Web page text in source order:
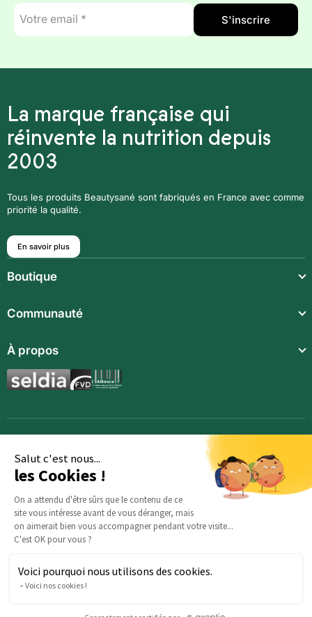
Salut c'est nous...
les Cookies !
On a attendu d'être sûrs que le contenu de ce
site vous intéresse avant de vous déranger, mais
on aimerait bien vous accompagner pendant votre visite...
C'est OK pour vous ?
Voici pourquoi nous utilisons des cookies.
Voici nos cookies !
E-
mail
*
S'inscrire
La marque française qui
réinvente la nutrition depuis
2003
Tous les produits Beautysané sont fabriqués en France avec comme
priorité la qualité.
En savoir plus
Boutique
Compléments alimentaires
Boissons techniques
Communauté
Communauté
Magazine
À propos
Qui sommes-nous ?
Opportunités
Inscription
Demande d’information
Des questions sur votre commande ? : Notre équipe est là
5 avenue Joffre, 57000 Metz, FRANCE |+33 (0)3 69 67 19 19